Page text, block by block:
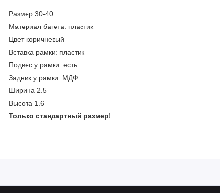
Размер 30-40
Материал багета: пластик
Цвет коричневый
Вставка рамки: пластик
Подвес у рамки: есть
Задник у рамки: МДФ
Ширина 2.5
Высота 1.6
Только стандартный размер!